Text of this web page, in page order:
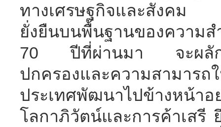
ทางเศรษฐกิจและสังคม
ยั่งยืนบนพื้นฐานของความส
70 ปีที่ผ่านมา จะผลักดั
ปกครองและความสามาร
ประเทศพัฒนาไปข้างหน้า
โลกาภิวัตน์และการค้าเส